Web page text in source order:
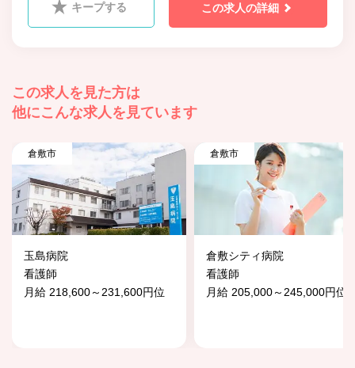
キープする この求人の詳細
この求人を見た方は
他にこんな求人を見ています
倉敷市
玉島病院
看護師
月給 218,600～231,600円位
倉敷市
倉敷シティ病院
看護師
月給 205,000～245,000円位